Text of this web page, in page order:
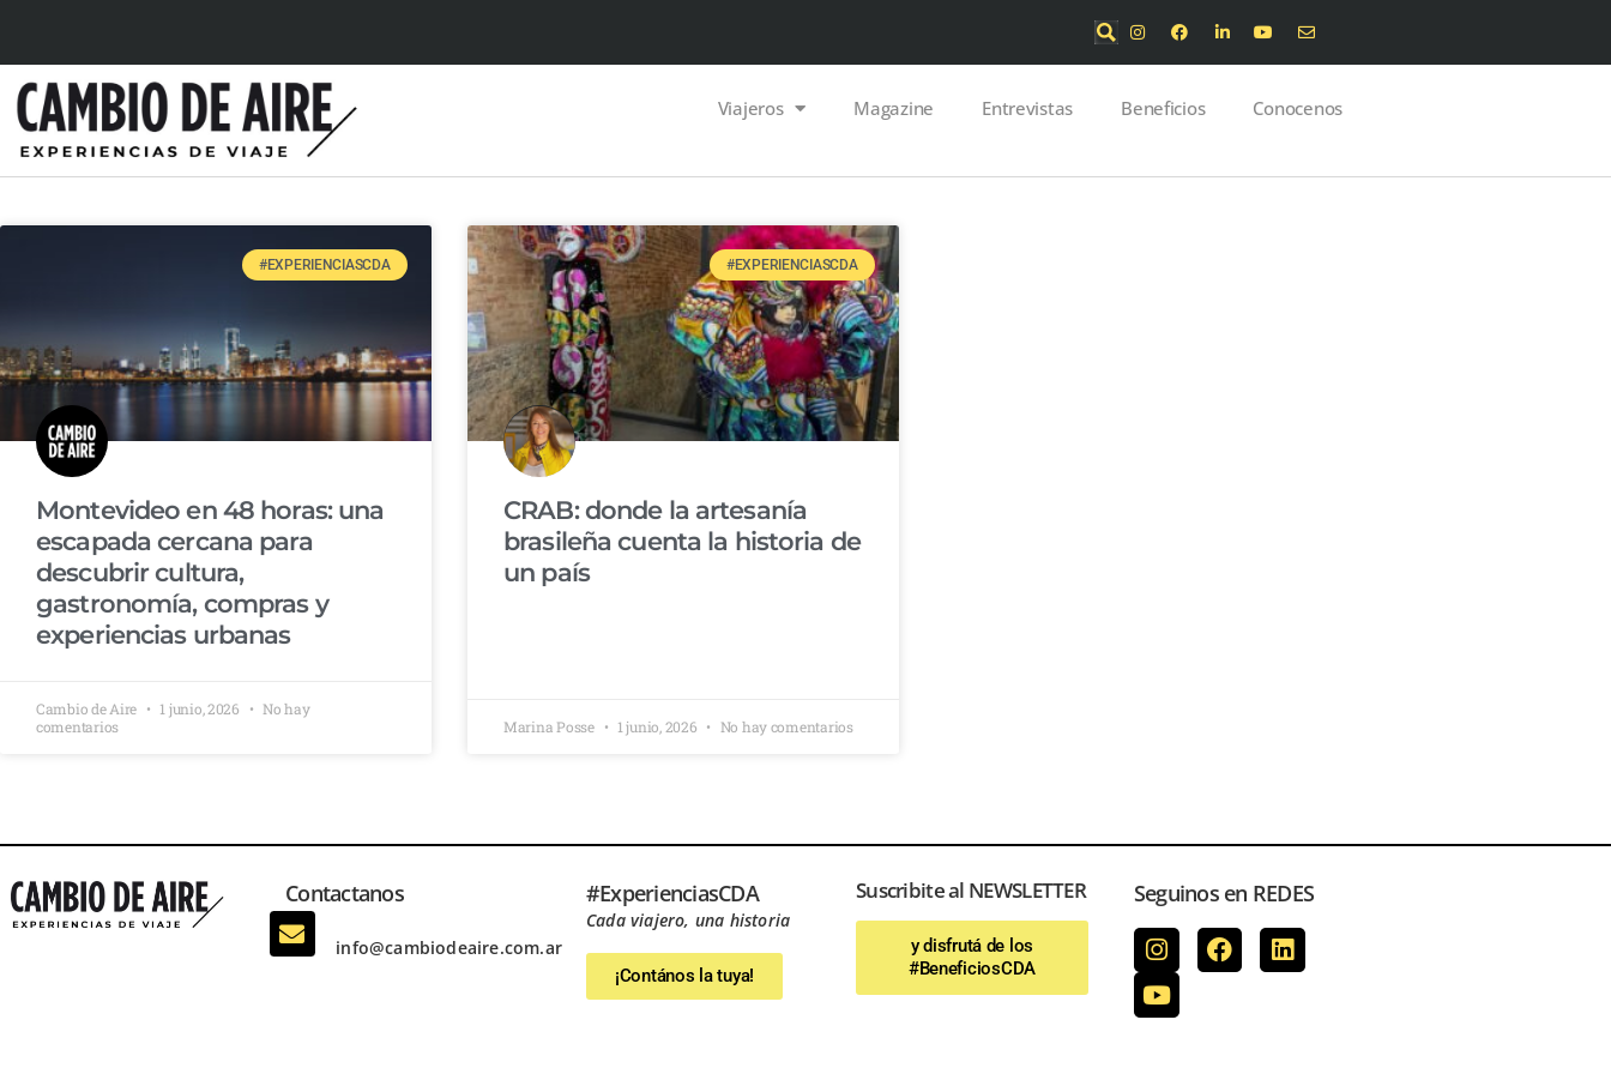
Viajeros Magazine Entrevistas Beneficios Conocenos
#EXPERIENCIASCDA
Montevideo en 48 horas: una
escapada cercana para
descubrir cultura,
gastronomía, compras y
experiencias urbanas
Cambio de Aire 1 junio, 2026
No hay
comentarios
#EXPERIENCIASCDA
CRAB: donde la artesanía
brasileña cuenta la historia de
un país
Marina Posse 1 junio, 2026 No hay comentarios
Contactanos
info@cambiodeaire.com.ar
#ExperienciasCDA
Cada viajero, una historia
¡Contános la tuya!
Suscribite al NEWSLETTER
y disfrutá de los
#BeneficiosCDA
Seguinos en REDES